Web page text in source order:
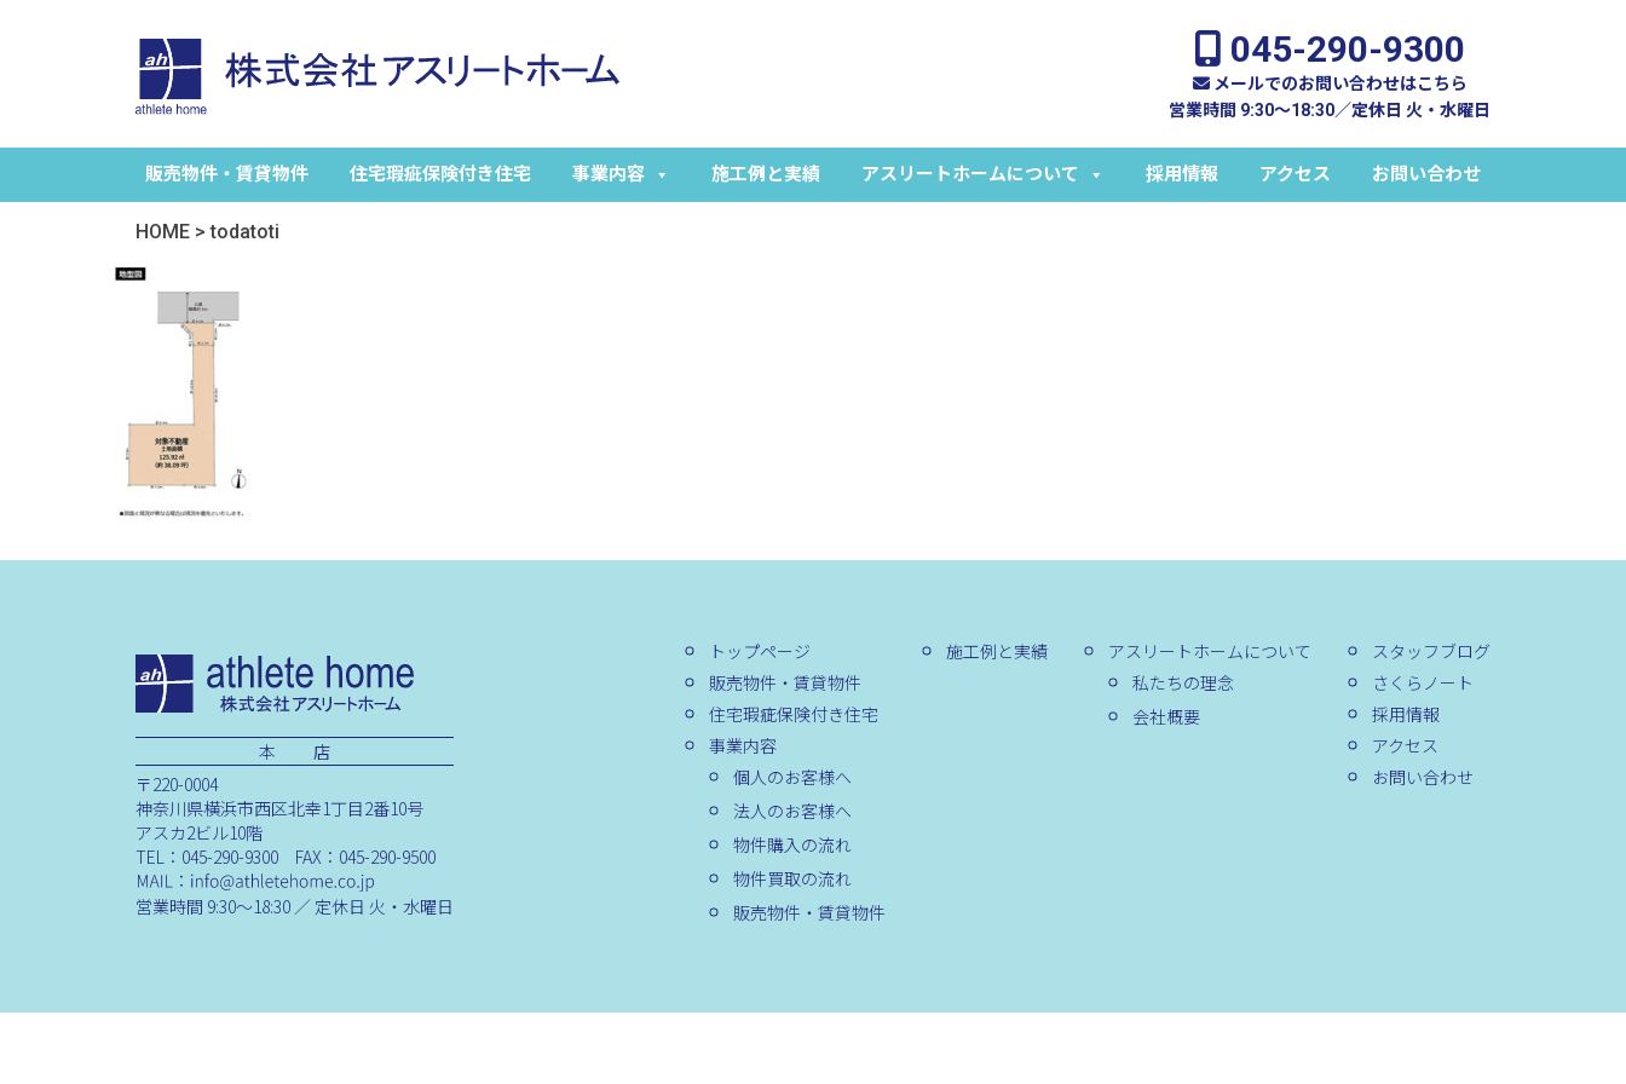
045-290-9300
メールでのお問い合わせはこちら
営業時間 9:30～18:30／定休日 火・水曜日
販売物件・賃貸物件 住宅瑕疵保険付き住宅 事業内容 施工例と実績 アスリートホームについて 採用情報 アクセス お問い合わせ
HOME >todatoti
本 店
〒220-0004
神奈川県横浜市西区北幸1丁目2番10号
アスカ2ビル10階
TEL：045-290-9300 FAX：045-290-9500
営業時間 9:30～18:30 ／ 定休日 火・水曜日
トップページ
販売物件・賃貸物件
住宅瑕疵保険付き住宅
事業内容
個人のお客様へ
法人のお客様へ
物件購入の流れ
物件買取の流れ
販売物件・賃貸物件
施工例と実績
アスリートホームについて
私たちの理念
会社概要
スタッフブログ
さくらノート
採用情報
アクセス
お問い合わせ